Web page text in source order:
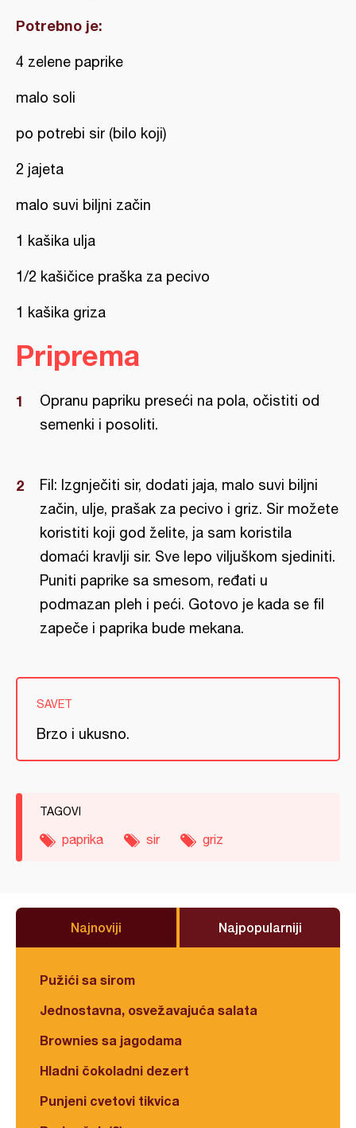
Potrebno je:
4 zelene paprike
malo soli
po potrebi sir (bilo koji)
2 jajeta
malo suvi biljni začin
1 kašika ulja
1/2 kašičice praška za pecivo
1 kašika griza
Priprema
Opranu papriku preseći na pola, očistiti od
semenki i posoliti.
Fil: Izgnječiti sir, dodati jaja, malo suvi biljni
začin, ulje, prašak za pecivo i griz. Sir možete
koristiti koji god želite, ja sam koristila
domaći kravlji sir. Sve lepo viljuškom sjediniti.
Puniti paprike sa smesom, ređati u
podmazan pleh i peći. Gotovo je kada se fil
zapeče i paprika bude mekana.
SAVET
Brzo i ukusno.
TAGOVI
paprika sir griz
Najnoviji Najpopularniji
Pužići sa sirom
Jednostavna, osvežavajuća salata
Brownies sa jagodama
Hladni čokoladni dezert
Punjeni cvetovi tikvica